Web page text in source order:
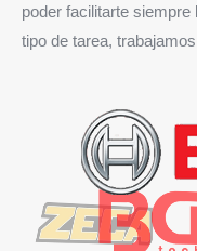
poder facilitarte
tipo de tarea,